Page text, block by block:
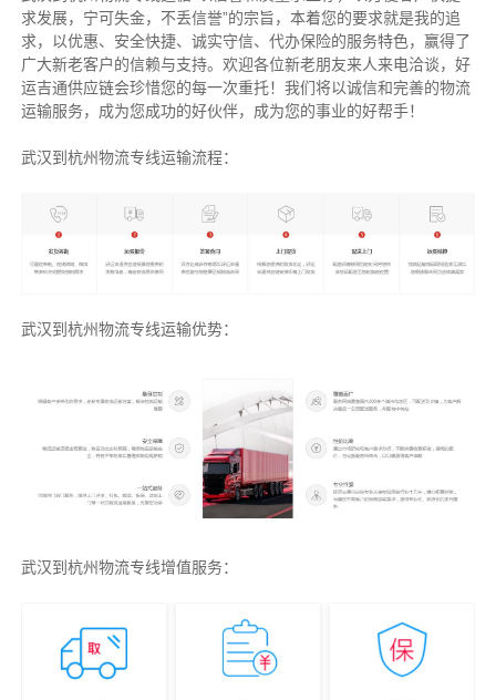
求发展，宁可失金，不丢信誉”的宗旨，本着您的要求就是我的追
求，以优惠、安全快捷、诚实守信、代办保险的服务特色，赢得了
广大新老客户的信赖与支持。欢迎各位新老朋友来人来电洽谈，好
运吉通供应链会珍惜您的每一次重托！我们将以诚信和完善的物流
运输服务，成为您成功的好伙伴，成为您的事业的好帮手！
武汉到杭州物流专线运输流程：
武汉到杭州物流专线运输优势：
武汉到杭州物流专线增值服务：